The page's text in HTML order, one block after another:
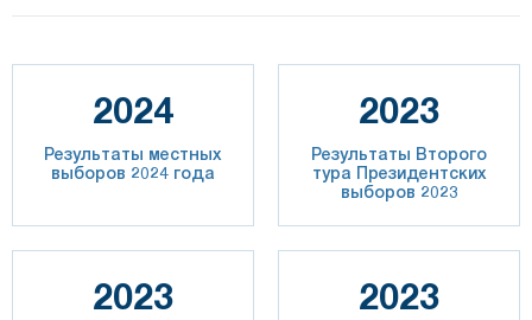
2024
Результаты местных
выборов 2024 года
2023
Результаты Второго
тура Президентских
выборов 2023
2023 2023